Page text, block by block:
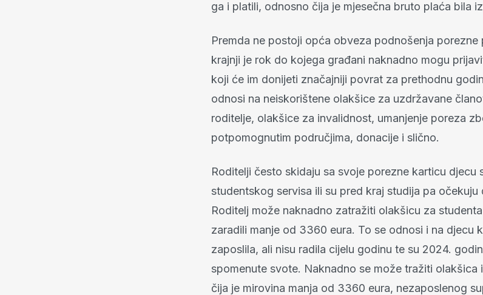
ga i platili, odnosno čija je mjesečna bruto plaća bila
Premda ne postoji opća obveza podnošenja porezne
krajnji je rok do kojega građani naknadno mogu
koji će im donijeti značajniji povrat za prethodnu
odnosi na neiskorištene olakšice za uzdržavane
roditelje, olakšice za invalidnost, umanjenje poreza
potpomognutim područjima, donacije i slično.
Roditelji često skidaju sa svoje porezne karticu djecu
studentskog servisa ili su pred kraj studija pa očekuju
Roditelj može naknadno zatražiti olakšicu za
zaradili manje od 3360 eura. To se odnosi i na djecu
zaposlila, ali nisu radila cijelu godinu te su 2024.
spomenute svote. Naknadno se može tražiti olakšica
čija je mirovina manja od 3360 eura, nezaposlenog